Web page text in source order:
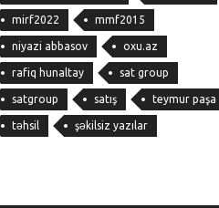
mirf2022 mmf2015
niyazi abbasov oxu.az
rafiq hunaltay sat group
satgroup satış teymur paşa
təhsil şəkilsiz yazılar